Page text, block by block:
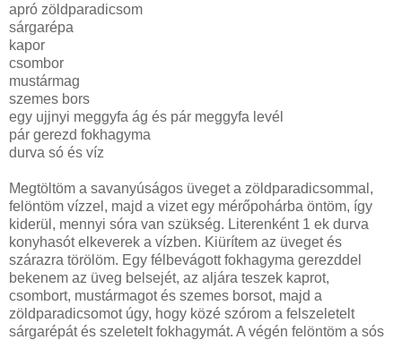
apró zöldparadicsom
sárgarépa
kapor
csombor
mustármag
szemes bors
egy ujjnyi meggyfa ág és pár meggyfa levél
pár gerezd fokhagyma
durva só és víz
Megtöltöm a savanyúságos üveget a zöldparadicsommal,
felöntöm vízzel, majd a vizet egy mérőpohárba öntöm, így
kiderül, mennyi sóra van szükség. Literenként 1 ek durva
konyhasót elkeverek a vízben. Kiürítem az üveget és
szárazra törölöm. Egy félbevágott fokhagyma gerezddel
bekenem az üveg belsejét, az aljára teszek kaprot,
csombort, mustármagot és szemes borsot, majd a
zöldparadicsomot úgy, hogy közé szórom a felszeletelt
sárgarépát és szeletelt fokhagymát. A végén felöntöm a sós